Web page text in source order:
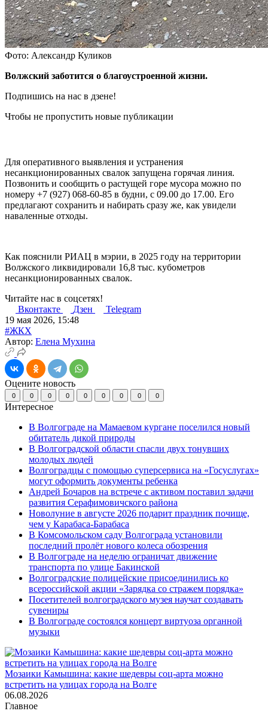
Фото: Александр Куликов
Волжский заботится о благоустроенной жизни.
Подпишись на нас в дзене!
Чтобы не пропустить новые публикации
Для оперативного выявления и устранения
несанкционированных свалок запущена горячая линия.
Позвонить и сообщить о растущей горе мусора можно по
номеру +7 (927) 068-60-85 в будни, с 09.00 до 17.00. Его
предлагают сохранить и набирать сразу же, как увидели
наваленные отходы.
Как пояснили РИАЦ в мэрии, в 2025 году на территории
Волжского ликвидировали 16,8 тыс. кубометров
несанкционированных свалок.
Читайте нас в соцсетях!
Вконтакте
Дзен
Telegram
19 мая 2026, 15:48
#ЖКХ
Автор: Елена Мухина
Оцените новость
0 0 0 0 0 0 0 0 0
Интересное
В Волгограде на Мамаевом кургане поселился новый
обитатель дикой природы
В Волгоградской области спасли двух тонувших
молодых людей
Волгоградцы с помощью суперсервиса на «Госуслугах»
могут оформить документы ребенка
Андрей Бочаров на встрече с активом поставил задачи
развития Серафимовичского района
Новолуние в августе 2026 подарит праздник почище,
чем у Карабаса-Барабаса
В Комсомольском саду Волгограда установили
последний пролёт нового колеса обозрения
В Волгограде на неделю ограничат движение
транспорта по улице Бакинской
Волгоградские полицейские присоединились ко
всероссийской акции «Зарядка со стражем порядка»
Посетителей волгоградского музея научат создавать
сувениры
В Волгограде состоялся концерт виртуоза органной
музыки
Мозаики Камышина: какие шедевры соц-арта можно
встретить на улицах города на Волге
06.08.2026
Главное